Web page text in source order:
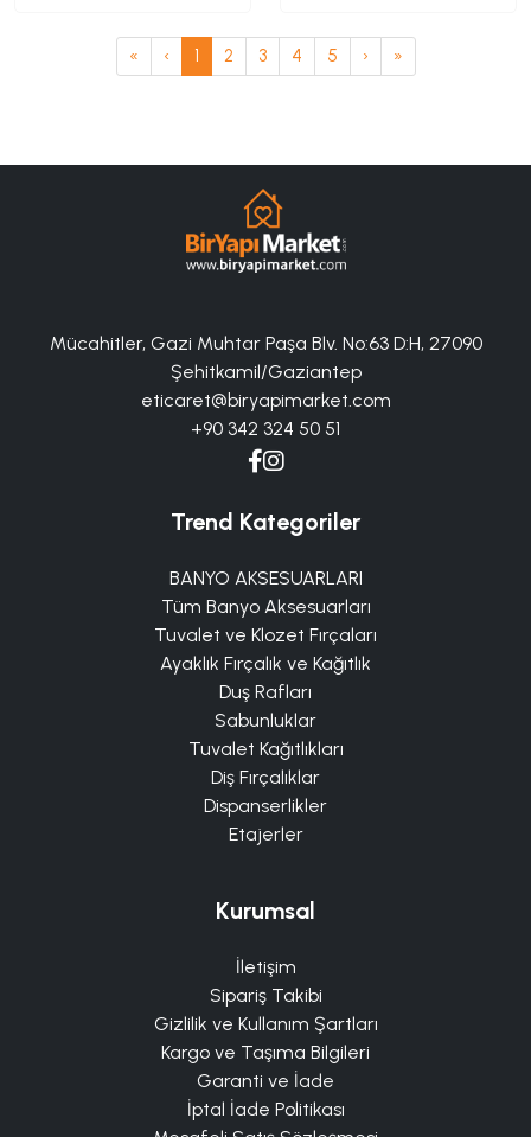
« ‹ 1 2 3 4 5 › »
Mücahitler, Gazi Muhtar Paşa Blv. No:63 D:H, 27090
Şehitkamil/Gaziantep
eticaret@biryapimarket.com
+90 342 324 50 51
Trend Kategoriler
BANYO AKSESUARLARI
Tüm Banyo Aksesuarları
Tuvalet ve Klozet Fırçaları
Ayaklık Fırçalık ve Kağıtlık
Duş Rafları
Sabunluklar
Tuvalet Kağıtlıkları
Diş Fırçalıklar
Dispanserlikler
Etajerler
Kurumsal
İletişim
Sipariş Takibi
Gizlilik ve Kullanım Şartları
Kargo ve Taşıma Bilgileri
Garanti ve İade
İptal İade Politikası